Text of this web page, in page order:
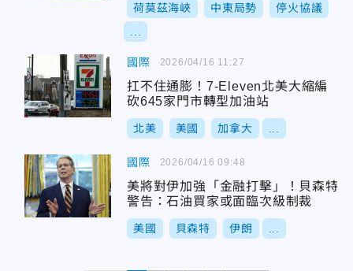
荷莫茲海峽 中東局勢 停火協議
國際
扛不住通膨！7-Eleven北美大縮編
砍645家門市轉型加油站
北美 美國 加拿大
2026/04/16 11:27
國際
美將對伊加強「金融打擊」！貝森特
警告：石油買家或面臨次級制裁
美國 貝森特 伊朗
2026/04/16 09:48